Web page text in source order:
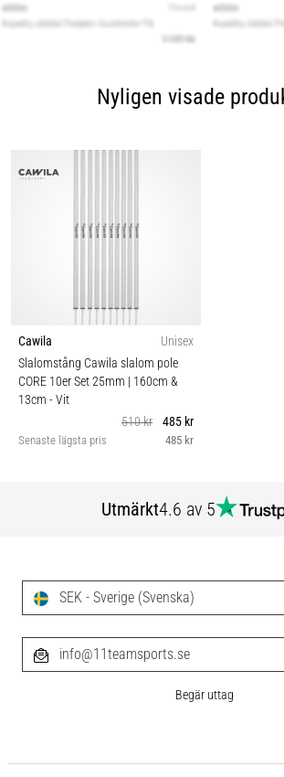
Nyligen visade
Cawila
Unisex
Slalomstång Cawila slalom pole
CORE 10er Set 25mm | 160cm &
13cm - Vit
510 kr
485 kr
Senaste lägsta pris 485 kr
Utmärkt4.6 av 5
SEK - Sverige (Svenska)
info@11teamsports.se
Begär uttag